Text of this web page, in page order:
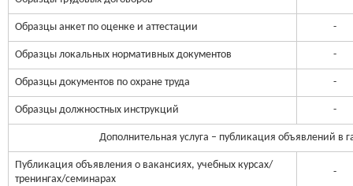
Образцы анкет по оценке и аттестации -
Образцы локальных нормативных документов -
Образцы документов по охране труда -
Образцы должностных инструкций -
Дополнительная услуга – публикация объявлений в
Публикация объявления о вакансиях, учебных курсах/
тренингах/семинарах
-